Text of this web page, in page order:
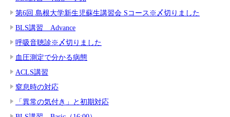
第6回 島根大学新生児蘇生講習会 Sコース※〆切りました
BLS講習 Advance
呼吸音聴診※〆切りました
血圧測定で分かる病態
ACLS講習
窒息時の対応
「異常の気付き」と初期対応